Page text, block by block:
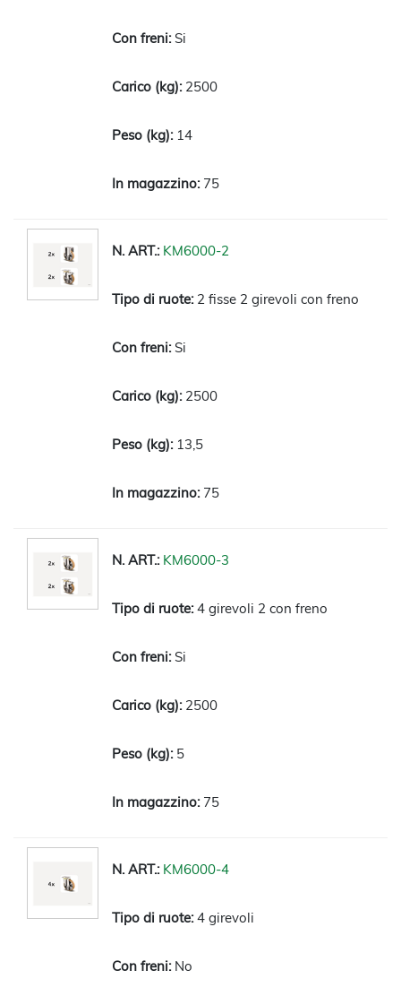
Si
2500
14
75
KM6000-2
2 fisse 2 girevoli con freno
Si
2500
13,5
75
KM6000-3
4 girevoli 2 con freno
Si
2500
5
75
KM6000-4
4 girevoli
No